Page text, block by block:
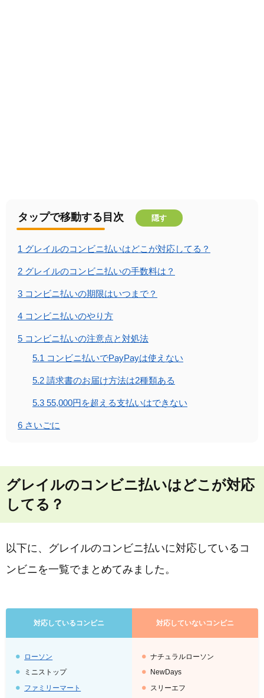
タップで移動する目次 隠す
1 グレイルのコンビニ払いはどこが対応してる？
2 グレイルのコンビニ払いの手数料は？
3 コンビニ払いの期限はいつまで？
4 コンビニ払いのやり方
5 コンビニ払いの注意点と対処法
5.1 コンビニ払いでPayPayは使えない
5.2 請求書のお届け方法は2種類ある
5.3 55,000円を超える支払いはできない
6 さいごに
グレイルのコンビニ払いはどこが対応
してる？
以下に、グレイルのコンビニ払いに対応しているコ
ンビニを一覧でまとめてみました。
対応しているコンビニ 対応していないコンビニ
ローソン
ミニストップ
ファミリーマート
ナチュラルローソン
NewDays
スリーエフ